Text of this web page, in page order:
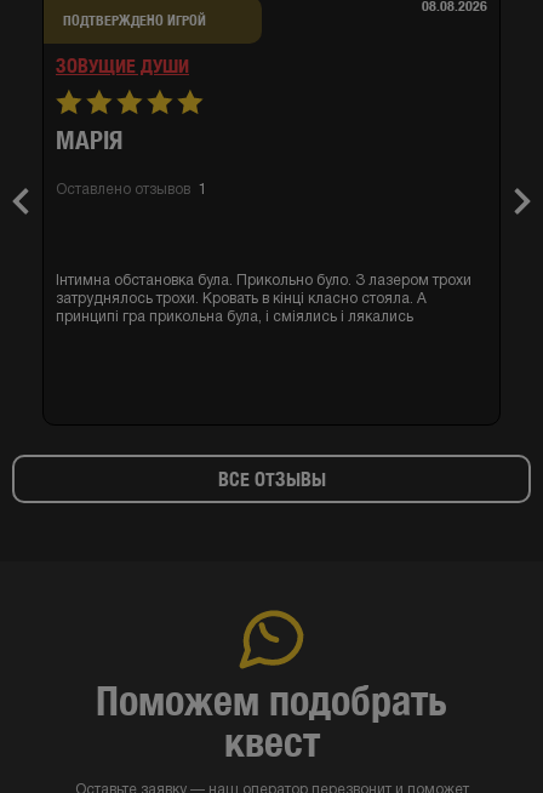
Previous
ЗОВУЩИЕ ДУШИ
МАРІЯ
Оставлено отзывов 1
08.08.2026
Інтимна обстановка була. Прикольно було. З лазером трохи
затруднялось трохи. Кровать в кінці класно стояла. А
принципі гра прикольна була, і сміялись і лякались
ПОДТВЕРЖДЕНО ИГРОЙ
ВСЕ ОТЗЫВЫ
Поможем подобрать
квест
Оставьте заявку — наш оператор перезвонит и поможет